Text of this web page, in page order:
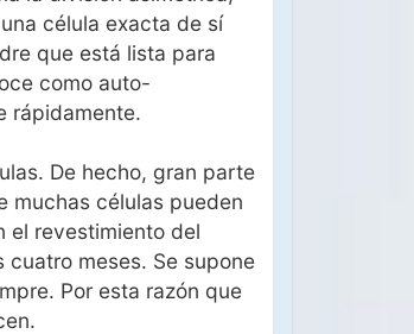
célula exacta de sí
que está lista para
como auto-
rápidamente.
De hecho, gran parte
muchas células pueden
el revestimiento del
meses. Se supone
Por esta razón que